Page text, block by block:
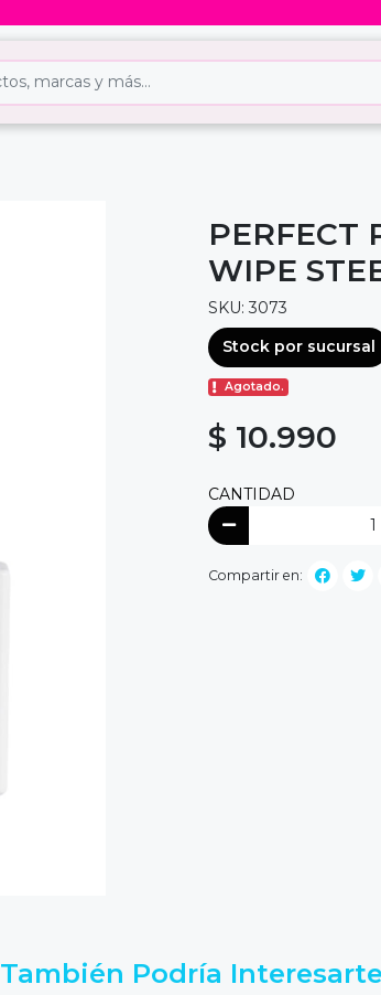
PERFECT
WIPE
SKU: 3073
Stock por sucursal
Agotado.
$ 10.990
CANTIDAD
Compartir en:
También Podría Interesarte